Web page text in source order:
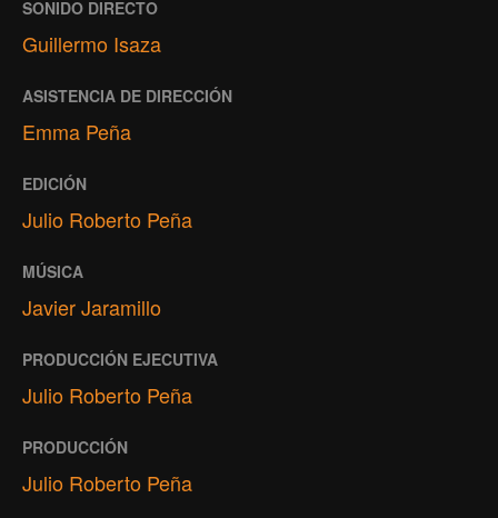
SONIDO DIRECTO
Guillermo Isaza
ASISTENCIA DE DIRECCIÓN
Emma Peña
EDICIÓN
Julio Roberto Peña
MÚSICA
Javier Jaramillo
PRODUCCIÓN EJECUTIVA
Julio Roberto Peña
PRODUCCIÓN
Julio Roberto Peña